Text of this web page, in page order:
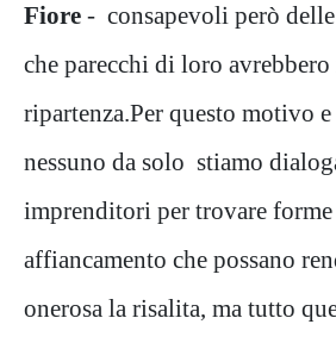
Fiore - consapevoli però
che parecchi di loro
ripartenza.Per questo motivo
nessuno da solo stiamo
imprenditori per trovare
affiancamento che possano
onerosa la risalita, ma tutto